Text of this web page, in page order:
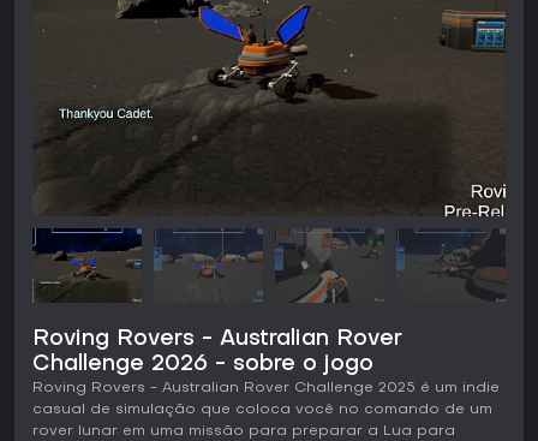
Roving Rovers - Australian Rover
Challenge 2026 - sobre o jogo
Roving Rovers - Australian Rover Challenge 2025 é um indie
casual de simulação que coloca você no comando de um
rover lunar em uma missão para preparar a Lua para